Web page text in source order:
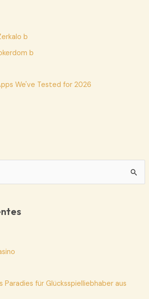
b
b
We've Tested for 2026
Paradies für Glücksspielliebhaber aus